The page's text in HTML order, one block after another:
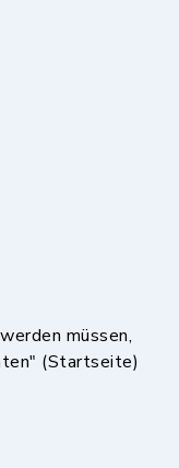
müssen,
(Startseite)